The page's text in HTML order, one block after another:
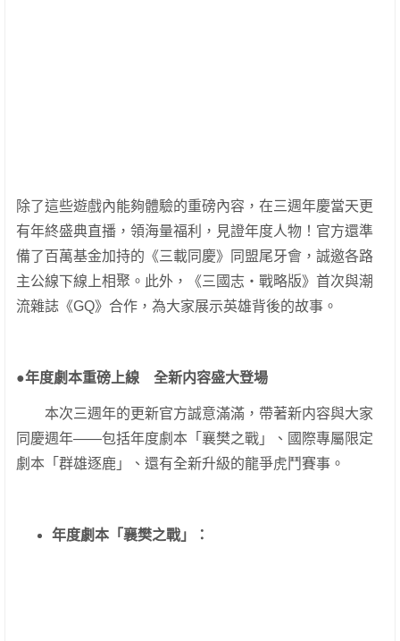
除了這些遊戲內能夠體驗的重磅內容，在三週年慶當天更
有年終盛典直播，領海量福利，見證年度人物！官方還準
備了百萬基金加持的《三載同慶》同盟尾牙會，誠邀各路
主公線下線上相聚。此外，《三國志・戰略版》首次與潮
流雜誌《GQ》合作，為大家展示英雄背後的故事。
●年度劇本重磅上線 全新内容盛大登場
本次三週年的更新官方誠意滿滿，帶著新内容與大家
同慶週年——包括年度劇本「襄樊之戰」、國際專屬限定
劇本「群雄逐鹿」、還有全新升級的龍爭虎鬥賽事。
年度劇本「襄樊之戰」：